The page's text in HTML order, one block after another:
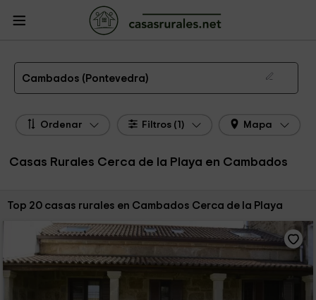
Casas Rurales
Pontevedra
Casas Rurales Cambados
Las 20 MEJORES Casas Rurales cerca de la Playa en Cambados de 2026
Cambados (Pontevedra)
Ordenar Filtros (1) Mapa
Casas Rurales Cerca de la Playa en Cambados
Ordenar por:
Top 20 casas rurales en Cambados Cerca de la Playa